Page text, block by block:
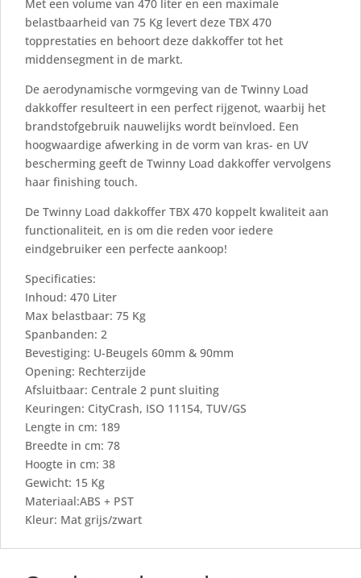
Met een volume van 470 liter en een maximale
belastbaarheid van 75 Kg levert deze TBX 470
topprestaties en behoort deze dakkoffer tot het
middensegment in de markt.
De aerodynamische vormgeving van de Twinny Load
dakkoffer resulteert in een perfect rijgenot, waarbij het
brandstofgebruik nauwelijks wordt beïnvloed. Een
hoogwaardige afwerking in de vorm van kras- en UV
bescherming geeft de Twinny Load dakkoffer vervolgens
haar finishing touch.
De Twinny Load dakkoffer TBX 470 koppelt kwaliteit aan
functionaliteit, en is om die reden voor iedere
eindgebruiker een perfecte aankoop!
Specificaties:
Inhoud: 470 Liter
Max belastbaar: 75 Kg
Spanbanden: 2
Bevestiging: U-Beugels 60mm & 90mm
Opening: Rechterzijde
Afsluitbaar: Centrale 2 punt sluiting
Keuringen: CityCrash, ISO 11154, TUV/GS
Lengte in cm: 189
Breedte in cm: 78
Hoogte in cm: 38
Gewicht: 15 Kg
Materiaal:ABS + PST
Kleur: Mat grijs/zwart